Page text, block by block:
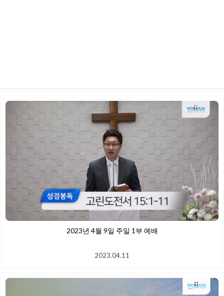
2023년 4월 9일 주일 1부 예배
2023.04.11